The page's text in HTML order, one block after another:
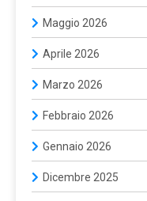
Maggio 2026
Aprile 2026
Marzo 2026
Febbraio 2026
Gennaio 2026
Dicembre 2025